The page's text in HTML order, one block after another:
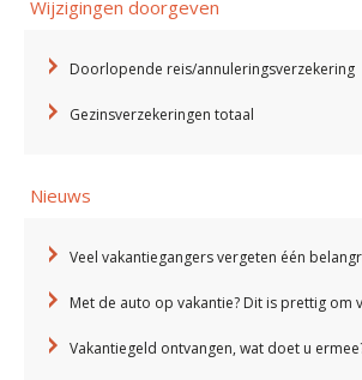
Wijzigingen doorgeven
Doorlopende reis/annuleringsverzekering
Gezinsverzekeringen totaal
Nieuws
Veel vakantiegangers vergeten één
Met de auto op vakantie? Dit is prettig om
Vakantiegeld ontvangen, wat doet u